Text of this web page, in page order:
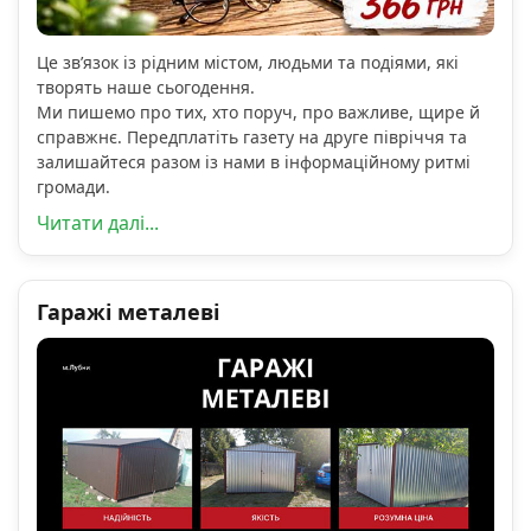
Це зв’язок із рідним містом, людьми та подіями, які
творять наше сьогодення.
Ми пишемо про тих, хто поруч, про важливе, щире й
справжнє. Передплатіть газету на друге півріччя та
залишайтеся разом із нами в інформаційному ритмі
громади.
Читати далі...
Гаражі металеві